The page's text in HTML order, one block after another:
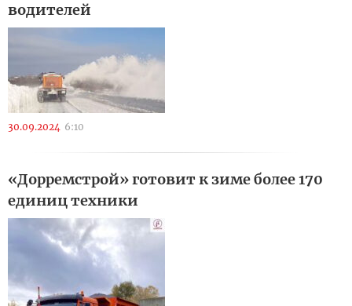
водителей
30.09.2024 6:10
«Дорремстрой» готовит к зиме более 170
единиц техники